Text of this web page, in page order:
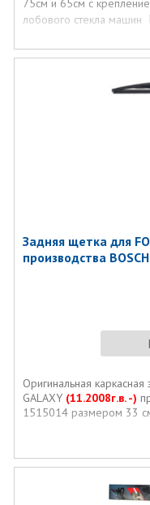
75см и 65см с
лобового стекла машин
Задняя щетка для
производства
Оригинальная
GALAXY (11.2008г.в. -)
1515014 размером 33